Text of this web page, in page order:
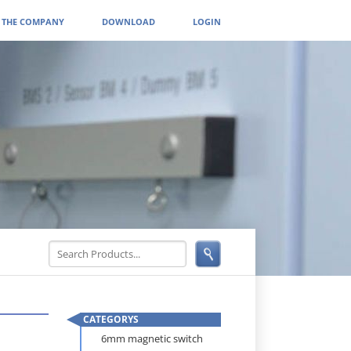
THE COMPANY DOWNLOAD LOGIN
CATEGORYS
Skip6mm magnetic switch